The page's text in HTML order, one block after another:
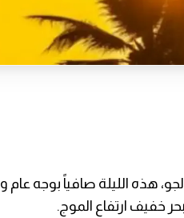
هذه الليلة صافياً بوجه عام
خفيف ارتفاع الموج.